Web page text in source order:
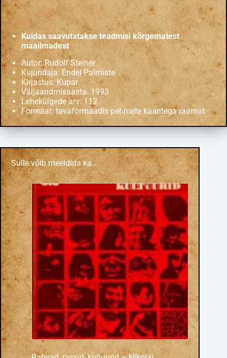
Kuidas saavutatakse teadmisi kõrgematest
maailmadest
Autor: Rudolf Steiner
Kujundaja: Endel Palmiste
Kirjastus: Kupar
Väljaandmisaasta: 1993
Lehekülgede arv: 112
Formaat: tavaformaadis pehmete kaantega raamat
Sulle võib meeldida ka…